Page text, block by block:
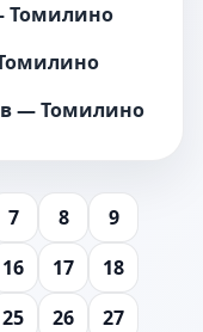
Томилино
— Томилино
7 8
9
16 17
18
25 26 27